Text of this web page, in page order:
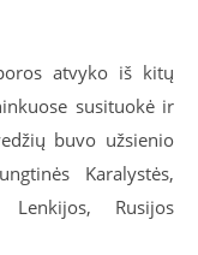
atvyko iš kitų
susituokė ir
buvo užsienio
Karalystės,
Lenkijos, Rusijos